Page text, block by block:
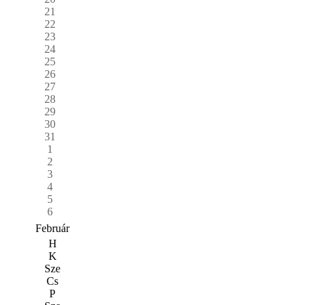
21
22
23
24
25
26
27
28
29
30
31
1
2
3
4
5
6
Február
H
K
Sze
Cs
P